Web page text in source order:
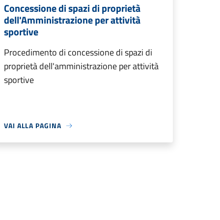
Concessione di spazi di proprietà
dell'Amministrazione per attività
sportive
Procedimento di concessione di spazi di
proprietà dell'amministrazione per attività
sportive
VAI ALLA PAGINA